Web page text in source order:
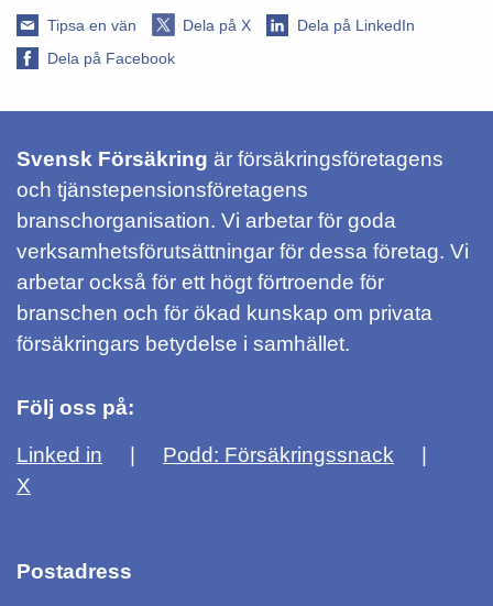
Tipsa en vän Dela på X
Dela på LinkedIn
Dela på Facebook
Svensk Försäkring är försäkringsföretagens
och tjänstepensionsföretagens
branschorganisation. Vi arbetar för goda
verksamhetsförutsättningar för dessa företag. Vi
arbetar också för ett högt förtroende för
branschen och för ökad kunskap om privata
försäkringars betydelse i samhället.
Följ oss på:
Linked in
Podd: Försäkringssnack
X
Postadress